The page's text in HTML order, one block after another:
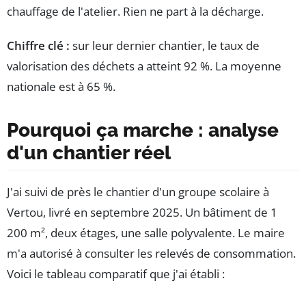
chauffage de l'atelier. Rien ne part à la décharge.
Chiffre clé : sur leur dernier chantier, le taux de
valorisation des déchets a atteint 92 %. La moyenne
nationale est à 65 %.
Pourquoi ça marche : analyse
d'un chantier réel
J'ai suivi de près le chantier d'un groupe scolaire à
Vertou, livré en septembre 2025. Un bâtiment de 1
200 m², deux étages, une salle polyvalente. Le maire
m'a autorisé à consulter les relevés de consommation.
Voici le tableau comparatif que j'ai établi :